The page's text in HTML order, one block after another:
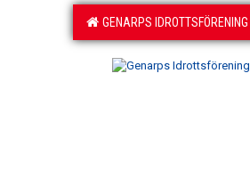
GENARPS IDROTTSFÖRENING